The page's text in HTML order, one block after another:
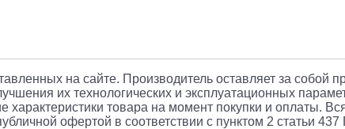
Сыктывкар
(плохая
упаковка)
на сайте. Производитель оставляет за собой
их технологических и эксплуатационных
характеристики товара на момент покупки и оплаты.
офертой в соответствии с пунктом 2 статьи